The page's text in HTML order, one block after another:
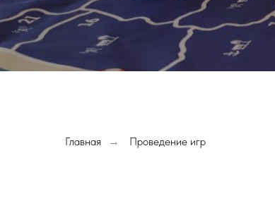
Главная → Проведение игр